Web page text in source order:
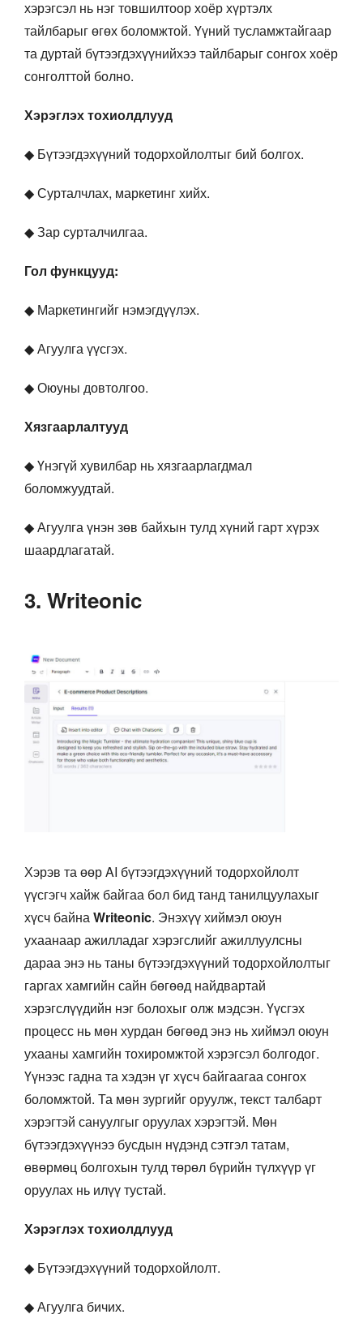
хэрэгсэл нь нэг товшилтоор хоёр хүртэлх
тайлбарыг өгөх боломжтой. Үүний тусламжтайгаар
та дуртай бүтээгдэхүүнийхээ тайлбарыг сонгох хоёр
сонголттой болно.
Хэрэглэх тохиолдлууд
◆ Бүтээгдэхүүний тодорхойлолтыг бий болгох.
◆ Сурталчлах, маркетинг хийх.
◆ Зар сурталчилгаа.
Гол функцууд:
◆ Маркетингийг нэмэгдүүлэх.
◆ Агуулга үүсгэх.
◆ Оюуны довтолгоо.
Хязгаарлалтууд
◆ Үнэгүй хувилбар нь хязгаарлагдмал
боломжуудтай.
◆ Агуулга үнэн зөв байхын тулд хүний гарт хүрэх
шаардлагатай.
3. Writeonic
Хэрэв та өөр AI бүтээгдэхүүний тодорхойлолт
үүсгэгч хайж байгаа бол бид танд танилцуулахыг
хүсч байнаWriteonic. Энэхүү хиймэл оюун
ухаанаар ажилладаг хэрэгслийг ажиллуулсны
дараа энэ нь таны бүтээгдэхүүний тодорхойлолтыг
гаргах хамгийн сайн бөгөөд найдвартай
хэрэгслүүдийн нэг болохыг олж мэдсэн. Үүсгэх
процесс нь мөн хурдан бөгөөд энэ нь хиймэл оюун
ухааны хамгийн тохиромжтой хэрэгсэл болгодог.
Үүнээс гадна та хэдэн үг хүсч байгаагаа сонгох
боломжтой. Та мөн зургийг оруулж, текст талбарт
хэрэгтэй сануулгыг оруулах хэрэгтэй. Мөн
бүтээгдэхүүнээ бусдын нүдэнд сэтгэл татам,
өвөрмөц болгохын тулд төрөл бүрийн түлхүүр үг
оруулах нь илүү тустай.
Хэрэглэх тохиолдлууд
◆ Бүтээгдэхүүний тодорхойлолт.
◆ Агуулга бичих.